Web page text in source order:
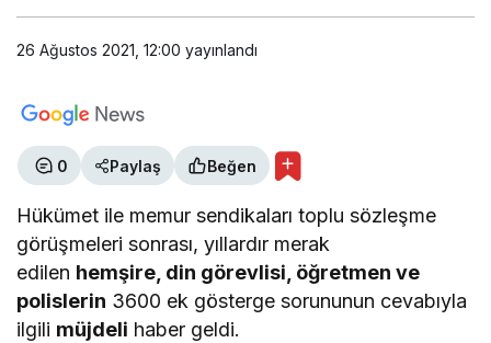
26 Ağustos 2021, 12:00 yayınlandı
0 Paylaş Beğen
Hükümet ile memur sendikaları toplu sözleşme
görüşmeleri sonrası, yıllardır merak
edilen hemşire, din görevlisi, öğretmen ve
polislerin 3600 ek gösterge sorununun cevabıyla
ilgili müjdeli haber geldi.